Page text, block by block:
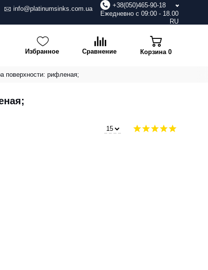
info@platinumsinks.com.ua
+38(050)465-90-18
Ежедневно с 09:00 - 18.00
RU
Избранное Сравнение Корзина 0
поверхности: рифленая;